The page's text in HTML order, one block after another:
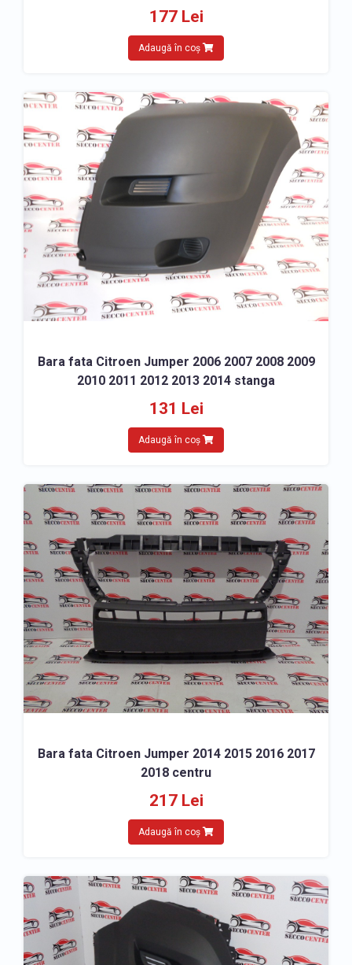
177 Lei
Adaugă în coș
Bara fata Citroen Jumper 2006 2007 2008 2009
2010 2011 2012 2013 2014 stanga
131 Lei
Adaugă în coș
Bara fata Citroen Jumper 2014 2015 2016 2017
2018 centru
217 Lei
Adaugă în coș